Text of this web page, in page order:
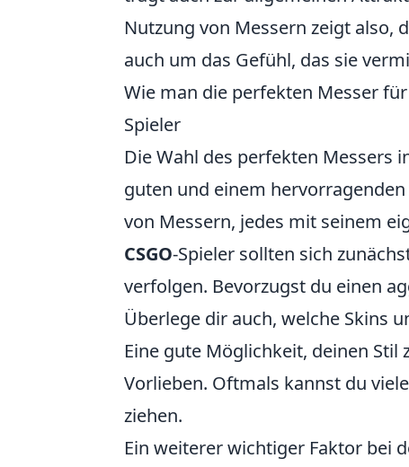
Nutzung von Messern zeigt also,
auch um das Gefühl, das sie
Wie man die perfekten Messer
Spieler
Die Wahl des perfekten Messers
guten und einem
von Messern, jedes mit seinem
CSGO-Spieler sollten sich
verfolgen. Bevorzugst du einen
Überlege dir auch, welche Skins
Eine gute Möglichkeit, deinen Stil
Vorlieben. Oftmals kannst du
ziehen.
Ein weiterer wichtiger Faktor bei